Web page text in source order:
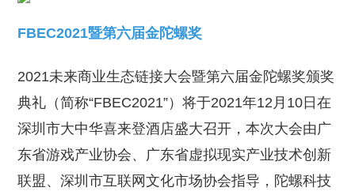
FBEC2021暨第六届金陀螺奖
2021未来商业生态链接大会暨第六届金陀螺奖颁奖
典礼（简称“FBEC2021”）将于2021年12月10日在
深圳市大中华喜来登酒店盛大召开，本次大会由广
东省游戏产业协会、广东省虚拟现实产业技术创新
联盟、深圳市互联网文化市场协会指导，陀螺科技